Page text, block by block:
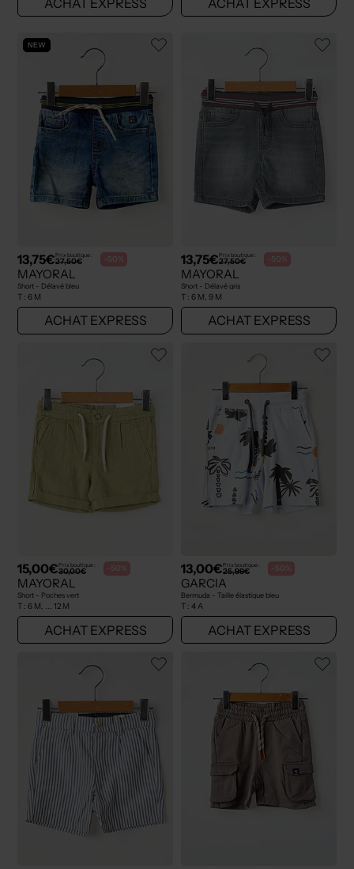
NEW
13,75€Prix boutique :
27,50€ -50%
MAYORAL
Short - Délavé bleu
T : 6 M
ACHAT EXPRESS
13,75€Prix boutique :
27,50€ -50%
MAYORAL
Short - Délavé gris
T : 6 M, 9 M
ACHAT EXPRESS
15,00€Prix boutique :
30,00€ -50%
MAYORAL
Short - Poches vert
T : 6 M, ... 12 M
ACHAT EXPRESS
13,00€Prix boutique :
25,99€ -50%
GARCIA
Bermuda - Taille élastique bleu
T : 4 A
ACHAT EXPRESS